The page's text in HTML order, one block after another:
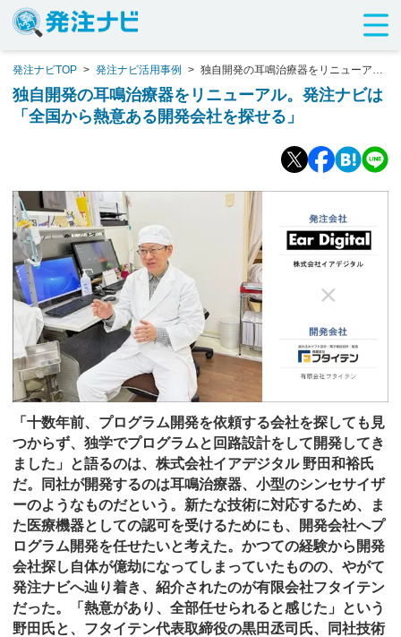
発注ナビTOP > 発注ナビ活用事例 > 独自開発の耳鳴治療器をリニューア
ル。発注ナビは「全国から熱意ある開発会社を探せる」
独自開発の耳鳴治療器をリニューアル。発注ナビは
「全国から熱意ある開発会社を探せる」
「十数年前、プログラム開発を依頼する会社を探しても見
つからず、独学でプログラムと回路設計をして開発してき
ました」と語るのは、株式会社イアデジタル 野田和裕氏
だ。同社が開発するのは耳鳴治療器、小型のシンセサイザ
ーのようなものだという。新たな技術に対応するため、ま
た医療機器としての認可を受けるためにも、開発会社へプ
ログラム開発を任せたいと考えた。かつての経験から開発
会社探し自体が億劫になってしまっていたものの、やがて
発注ナビへ辿り着き、紹介されたのが有限会社フタイテン
だった。「熱意があり、全部任せられると感じた」という
野田氏と、フタイテン代表取締役の黒田丞司氏、同社技術